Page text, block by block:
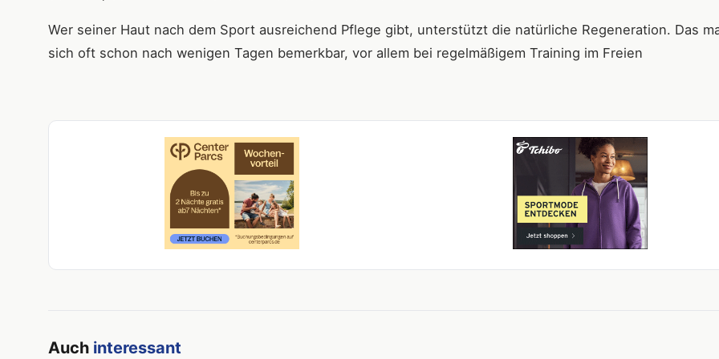
Wer seiner Haut nach dem Sport ausreichend Pflege gibt, unterstützt die natürliche Regeneration. Das
sich oft schon nach wenigen Tagen bemerkbar, vor allem bei regelmäßigem Training im Freien
Auch interessant